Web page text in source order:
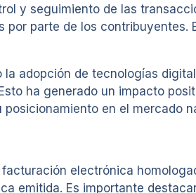
y seguimiento de las
parte de los
adopción de tecnologías
ha generado un impacto
en el mercado
electrónica
emitida. Es importante